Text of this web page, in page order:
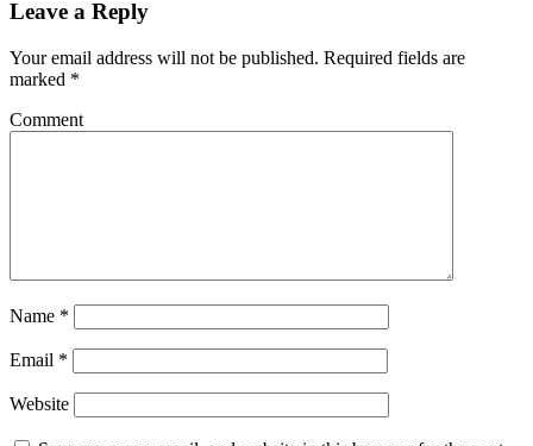
Leave a Reply
Your email address will not be published. Required fields are
marked *
Comment
Name *
Email *
Website